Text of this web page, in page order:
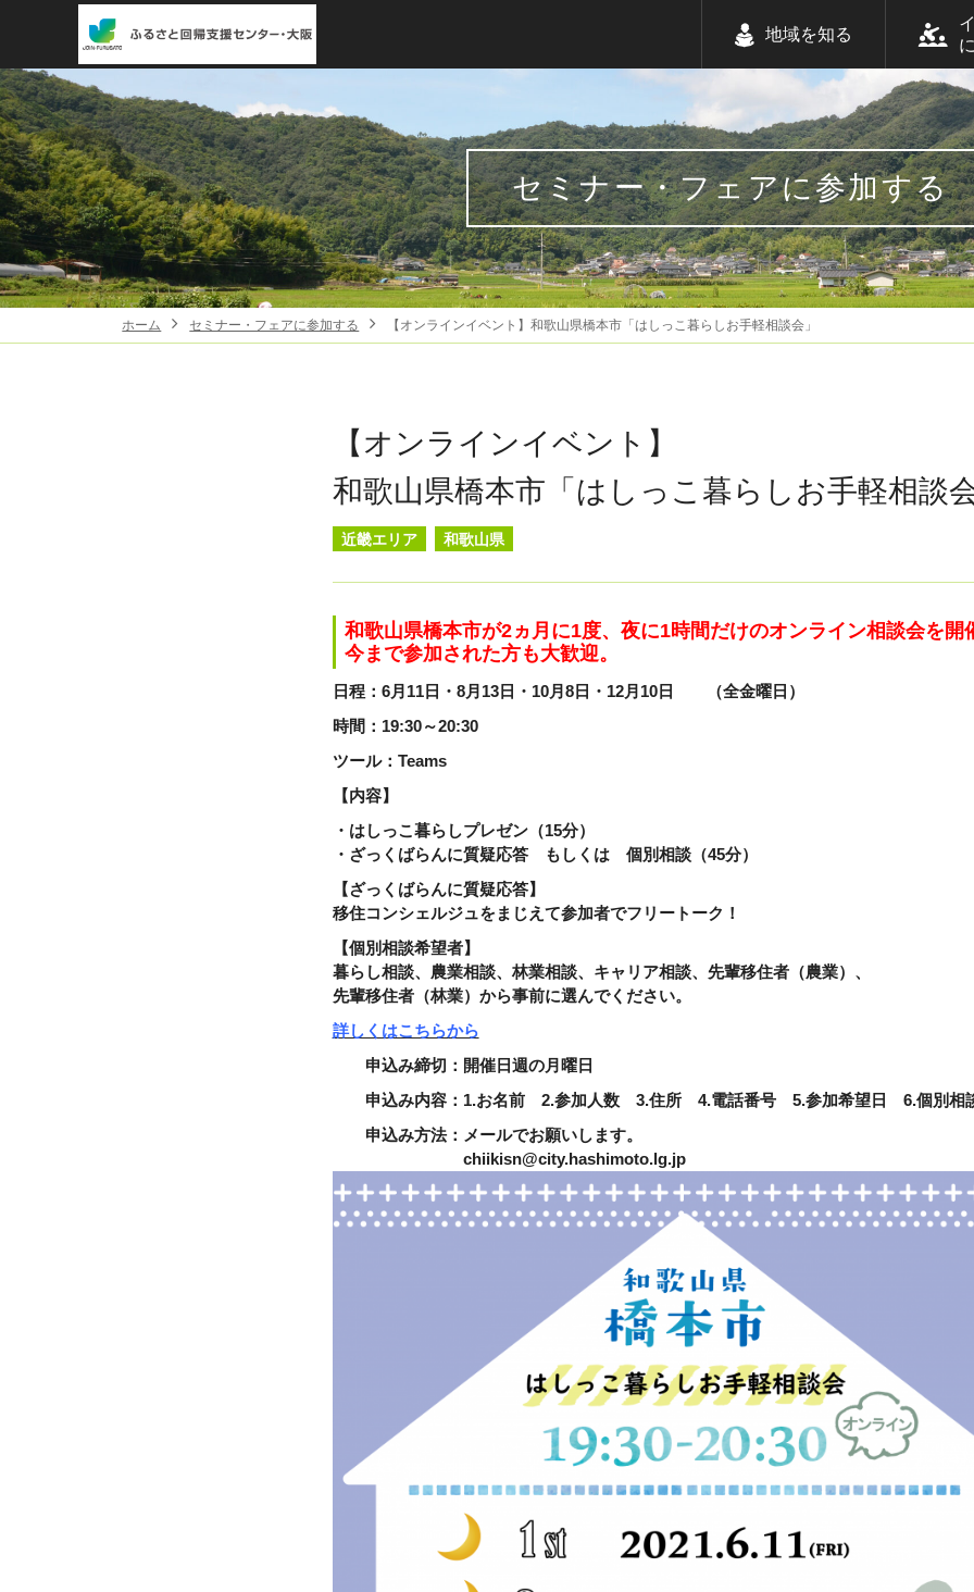
地域を知る
セミナー・フェアに参加する
ホーム セミナー・フェアに参加する 【オンラインイベント】和歌山県橋本市「はしっこ暮らしお手軽相談会」
【オンラインイベント】
和歌山県橋本市「はしっこ暮らしお手軽相談
近畿エリア 和歌山県
和歌山県橋本市が2ヵ月に1度、夜に1時間だけのオンライン相談会を開
今まで参加された方も大歓迎。
日程：6月11日・8月13日・10月8日・12月10日 （全金曜日）
時間：19:30～20:30
ツール：Teams
【内容】
・はしっこ暮らしプレゼン（15分）
・ざっくばらんに質疑応答 もしくは 個別相談（45分）
【ざっくばらんに質疑応答】
移住コンシェルジュをまじえて参加者でフリートーク！
【個別相談希望者】
暮らし相談、農業相談、林業相談、キャリア相談、先輩移住者（農業）、
先輩移住者（林業）から事前に選んでください。
詳しくはこちらから
申込み締切 ： 開催日週の月曜日
申込み内容：1.お名前 2.参加人数 3.住所 4.電話番号 5.参加希望日 6.個別相談
申込み方法：メールでお願いします。
chiikisn@city.hashimoto.lg.jp